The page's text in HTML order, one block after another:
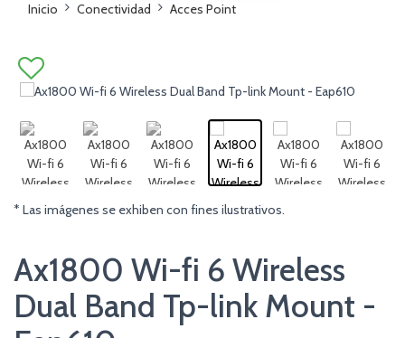
Inicio Conectividad Acces Point
* Las imágenes se exhiben con fines ilustrativos.
Ax1800 Wi-fi 6 Wireless
Dual Band Tp-link Mount -